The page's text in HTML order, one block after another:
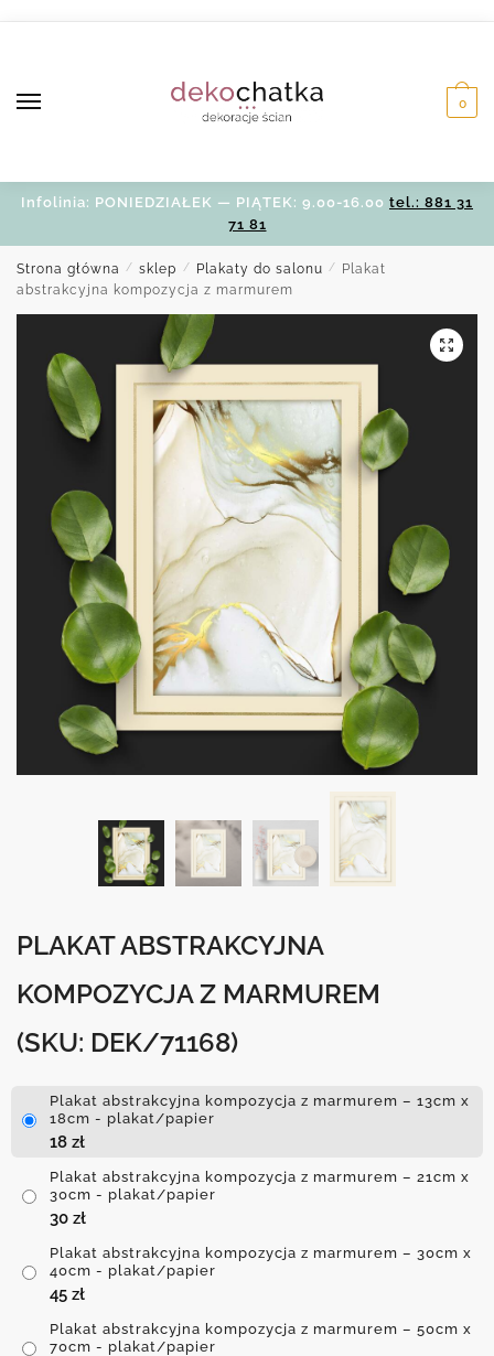
0
Infolinia: PONIEDZIAŁEK — PIĄTEK: 9.00-16.00 tel.: 881 31
71 81
Strona główna / sklep / Plakaty do salonu /
Plakat
abstrakcyjna kompozycja z marmurem
PLAKAT ABSTRAKCYJNA
KOMPOZYCJA Z MARMUREM
(SKU: DEK/71168)
Plakat abstrakcyjna kompozycja z marmurem – 13cm x
18cm - plakat/papier
18 zł
Plakat abstrakcyjna kompozycja z marmurem – 21cm x
30cm - plakat/papier
30 zł
Plakat abstrakcyjna kompozycja z marmurem – 30cm x
40cm - plakat/papier
45 zł
Plakat abstrakcyjna kompozycja z marmurem – 50cm x
70cm - plakat/papier